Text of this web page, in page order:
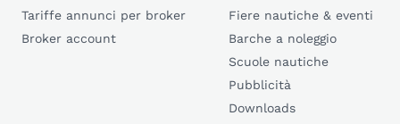
Tariffe annunci per broker
Broker account
Fiere nautiche & eventi
Barche a noleggio
Scuole nautiche
Pubblicità
Downloads